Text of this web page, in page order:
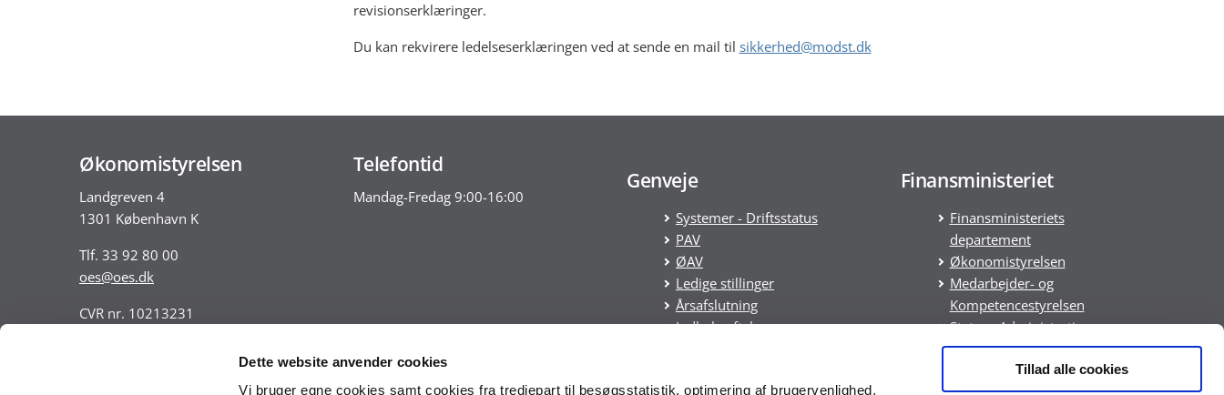
Dette website anvender cookies
Vi bruger egne cookies samt cookies fra tredjepart til besøgsstatistik, optimering af brugervenlighed,
Tillad alle cookies
revisionserklæringer.
Du kan rekvirere ledelseserklæringen ved at sende en mail til sikkerhed@modst.dk
Økonomistyrelsen
Landgreven 4
1301 København K
Tlf. 33 92 80 00
oes@oes.dk
CVR nr. 10213231
Telefontid
Mandag-Fredag 9:00-16:00
Genveje
Systemer - Driftsstatus
PAV
ØAV
Ledige stillinger
Årsafslutning
Indkøbsaftaler
Finansministeriet
Finansministeriets
departement
Økonomistyrelsen
Medarbejder- og
Kompetencestyrelsen
Statens Administration
Statens It